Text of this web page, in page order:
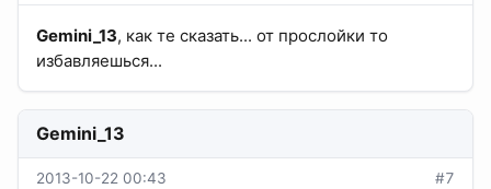
Gemini_13, как те сказать... от прослойки то
избавляешься...
Gemini_13
2013-10-22 00:43 #7